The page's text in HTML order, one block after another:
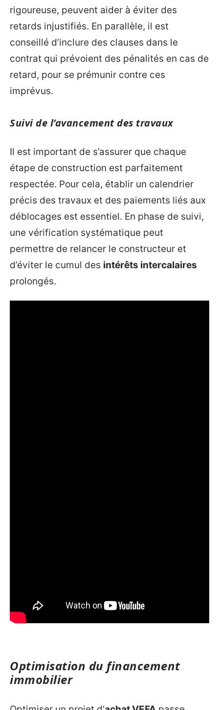
rigoureuse, peuvent aider à éviter des
retards injustifiés. En parallèle, il est
conseillé d’inclure des clauses dans le
contrat qui prévoient des pénalités en cas de
retard, pour se prémunir contre ces
imprévus.
Suivi de l’avancement des travaux
Il est important de s’assurer que chaque
étape de construction est parfaitement
respectée. Pour cela, établir un calendrier
précis des travaux et des paiements liés aux
déblocages est essentiel. En phase de suivi,
une vérification systématique peut
permettre de relancer le constructeur et
d’éviter le cumul des intérêts intercalaires
prolongés.
Optimisation du financement
immobilier